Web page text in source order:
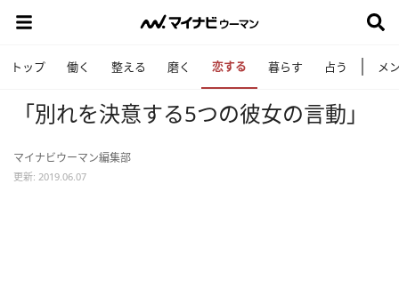
トップ 働く 整える 磨く 恋する 暮らす 占う メ
「別れを決意する5つの彼女の言動」
マイナビウーマン編集部
更新: 2019.06.07